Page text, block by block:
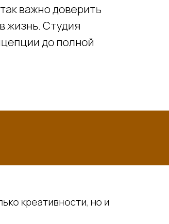
важно доверить
жизнь. Студия
до полной
креативности, но и